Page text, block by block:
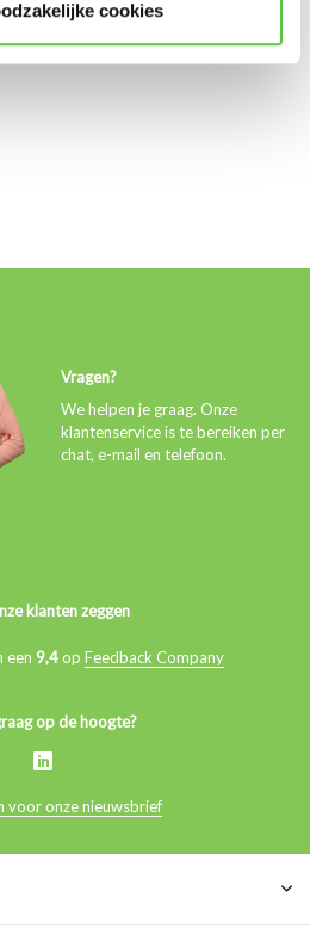
cookies
Vragen?
We helpen je graag. Onze
klantenservice is te bereiken per
chat, e-mail en telefoon.
klanten zeggen
een 9,4op Feedback Company
op de hoogte?
voor onze nieuwsbrief